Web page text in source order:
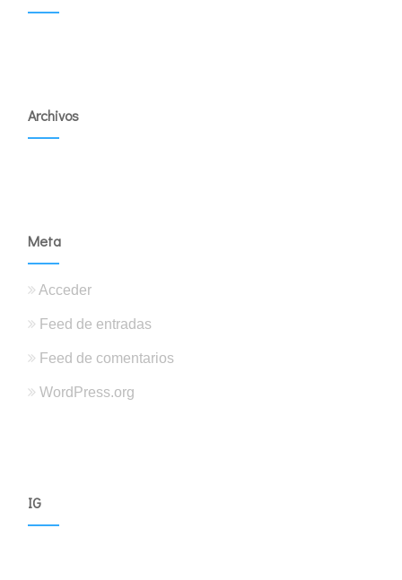
Archivos
Meta
Acceder
Feed de entradas
Feed de comentarios
WordPress.org
IG